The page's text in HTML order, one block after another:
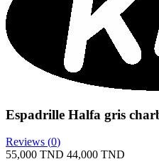
Espadrille Halfa gris
Reviews (0)
55,000 TND 44,000 TND